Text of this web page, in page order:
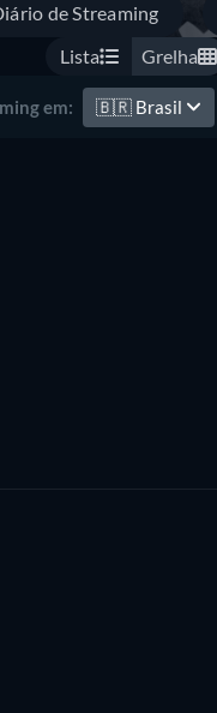
de Streaming
Lista Grelha
em: 🇧🇷 Brasil